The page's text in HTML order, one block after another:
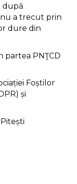
după
nu a trecut prin
dure din
partea PNŢCD
Foștilor
și